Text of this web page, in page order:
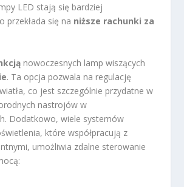
LED stają się bardziej
przekłada się na niższe rachunki za
nowoczesnych lamp wiszących
. Ta opcja pozwala na regulację
co jest szczególnie przydatne w
nastrojów w
Dodatkowo, wiele systemów
które współpracują z
umożliwia zdalne sterowanie